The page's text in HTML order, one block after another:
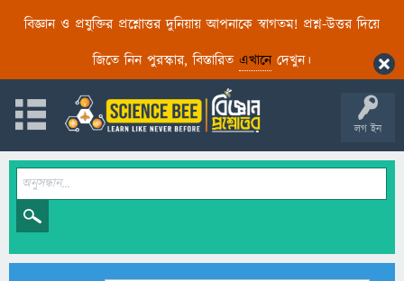
বিজ্ঞান ও প্রযুক্তির প্রশ্নোত্তর দুনিয়ায় আপনাকে স্বাগতম! প্রশ্ন-উত্তর দিয়ে
জিতে নিন পুরস্কার, বিস্তারিত এখানেদেখুন।
লগ ইন